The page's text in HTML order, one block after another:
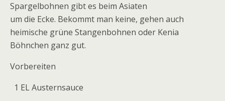
Spargelbohnen gibt es beim Asiaten
um die Ecke. Bekommt man keine, gehen auch
heimische grüne Stangenbohnen oder Kenia
Böhnchen ganz gut.
Vorbereiten
1 EL Austernsauce